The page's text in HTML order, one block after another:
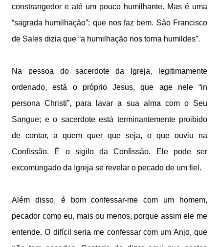
constrangedor e até um pouco humilhante. Mas é uma
“sagrada humilhação”; que nos faz bem. São Francisco
de Sales dizia que “a humilhação nos torna humildes”.
Na pessoa do sacerdote da Igreja, legitimamente
ordenado, está o próprio Jesus, que age nele “in
persona Christi”, para lavar a sua alma com o Seu
Sangue; e o sacerdote está terminantemente proibido
de contar, a quem quer que seja, o que ouviu na
Confissão. É o sigilo da Confissão. Ele pode ser
excomungado da Igreja se revelar o pecado de um fiel.
Além disso, é bom confessar-me com um homem,
pecador como eu, mais ou menos, porque assim ele me
entende. O difícil seria me confessar com um Anjo, que